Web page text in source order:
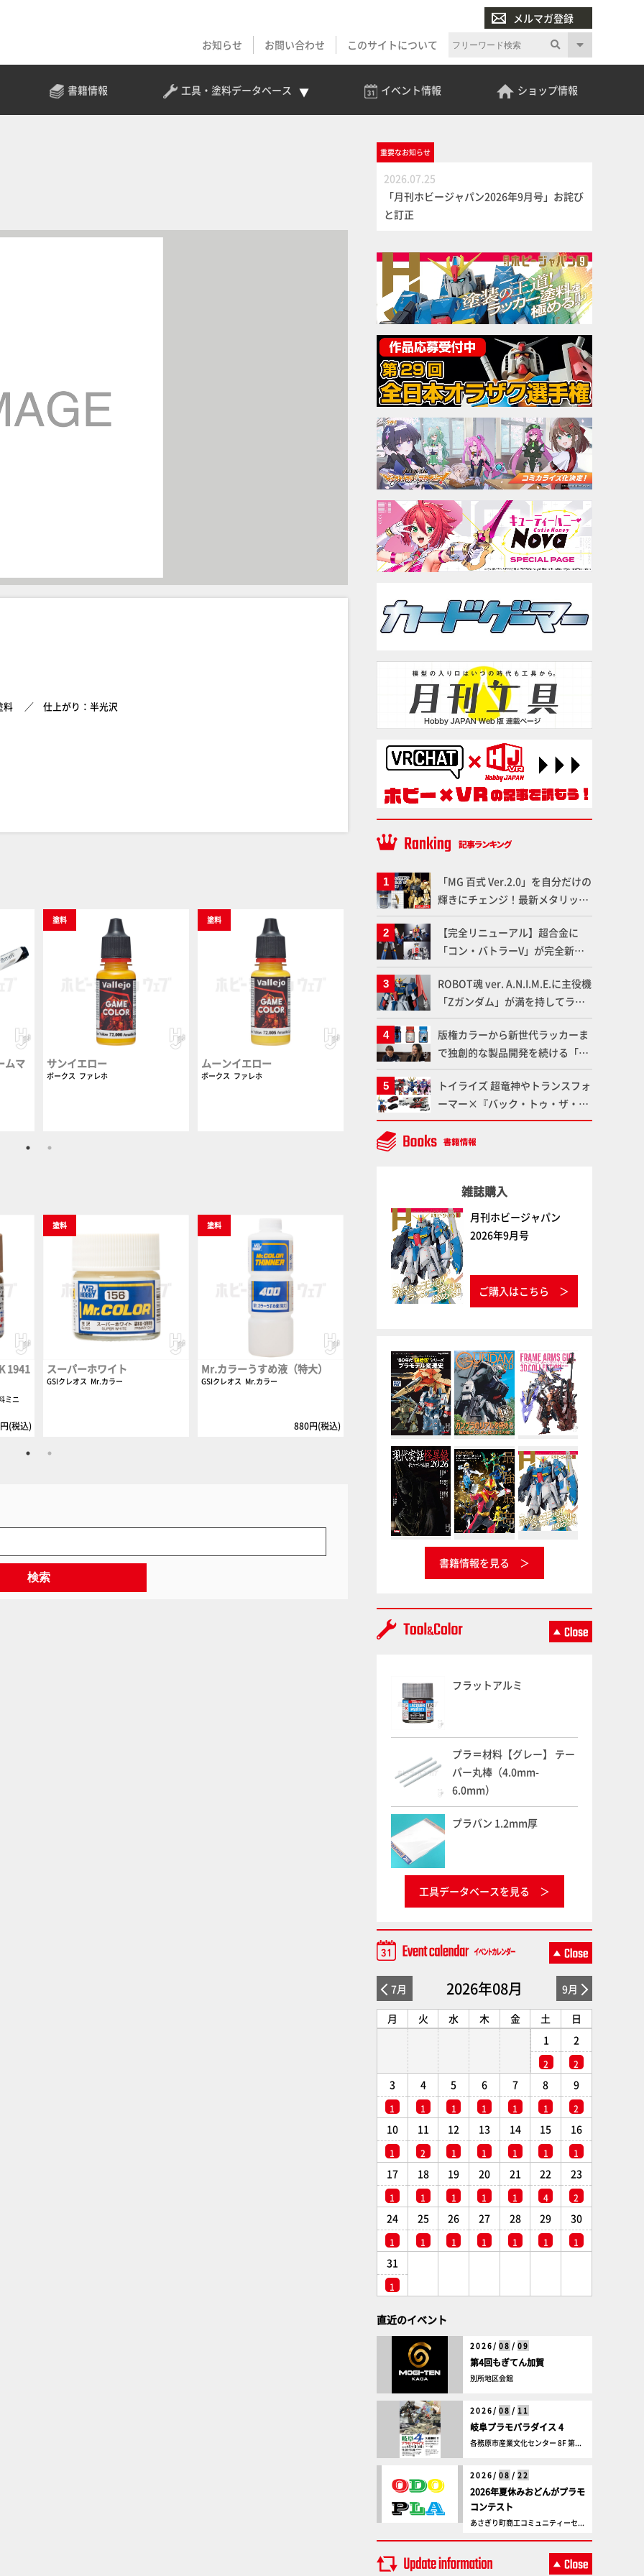
メルマガ登録
お知らせ
お問い合わせ このサイトについて
書籍情報 工具・塗料データベース イベント情報 ショップ情報
料 仕上がり：半光沢
ムマ
塗料
サンイエロー
ボークス ファレホ
塗料
ムーンイエロー
ボークス ファレホ
ゴールドイエロー
ボークス ファレホ
塗料
ペールフレッシュ
1941
ミニ
(税込)
塗料
スーパーホワイト
GSIクレオス Mr.カラー
塗料
Mr.カラーうすめ液（特大）
GSIクレオス Mr.カラー
880円(税込)
チタンゴールド
タミヤカラー エナメル塗料
塗料
リノリウム甲板色
タミヤ タミヤカラー アクリル塗料ミニ
検索
重要なお知らせ
2026.07.25
「月刊ホビージャパン2026年9月号」お詫び
と訂正
「MG 百式 Ver.2.0」を自分だけの
輝きにチェンジ！最新メタリック
塗料を使ってより金属感を増した
仕上がりに!!【試し読み】
【完全リニューアル】超合金に
「コン・バトラーV」が完全新規
造形で登場！気になる仕様を試作
品の撮り下ろしでご紹介!!さらに
「大鉄人17」＆「ワンエイト」セ
ット情報もお届け！【超合金の
魂】
ROBOT魂 ver. A.N.I.M.E.に主役機
「Zガンダム」が満を持してライ
ンナップ！ウェイブライダーへの
変形、劇中どおりのプロポーショ
ンを再現【機動戦士Zガンダム】
版権カラーから新世代ラッカーま
で独創的な製品開発を続ける「ガ
イアノーツ」に塗料開発の裏側と
ラッカー塗料の未来についてイン
タビュー！
トイライズ 超竜神やトランスフォ
ーマー×『バック・トゥ・ザ・フ
ューチャー』コラボアイテムな
ど、タカラトミーの注目アイテム
雑誌購入
月刊ホビージャパン
2026年9月号
ご購入はこちら
書籍情報を見る
フラットアルミ
プラ＝材料【グレー】 テー
パー丸棒（4.0mm-
6.0mm）
プラバン 1.2mm厚
工具データベースを見る
7月 2026年08月 9月
月 火 水 木 金 土
日
1
2
2
2
3
1
4
1
5
1
6
1
7
1
8
1
9
2
10
1
11
2
12
1
13
1
14
1
15
1
16
1
17
1
18
1
19
1
20
1
21
1
22
4
23
2
24
1
25
1
26
1
27
1
28
1
29
1
30
1
31
1
直近のイベント
2026/ 08 / 09
第4回もぎてん加賀
別所地区会館
2026/ 08 / 11
岐阜プラモパラダイス 4
各務原市産業文化センター 8F 第...
2026/ 08 / 22
2026年夏休みおどんがプラモ
コンテスト
あさぎり町商工コミュニティーセ...